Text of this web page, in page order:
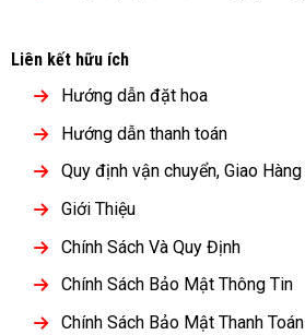
Liên kết hữu ích
Hướng dẫn đặt hoa
Hướng dẫn thanh toán
Quy định vận chuyển, Giao Hàng
Giới Thiệu
Chính Sách Và Quy Định
Chính Sách Bảo Mật Thông Tin
Chính Sách Bảo Mật Thanh Toán